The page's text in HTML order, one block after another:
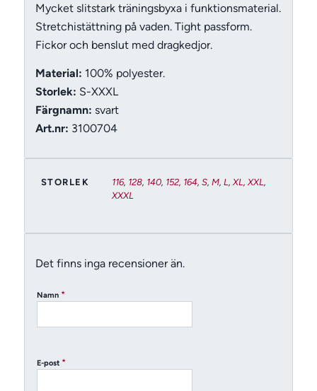
Mycket slitstark träningsbyxa i funktionsmaterial.
Stretchistättning på vaden. Tight passform.
Fickor och benslut med dragkedjor.
Material: 100% polyester.
Storlek: S-XXXL
Färgnamn: svart
Art.nr: 3100704
STORLEK 116, 128, 140, 152, 164, S, M, L,XL,XXL,
XXXL
Det finns inga recensioner än.
Namn *
E-post *